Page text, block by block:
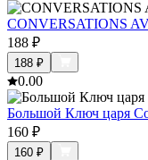
CONVERSATIONS
188 ₽
188 ₽
0.00
Большой Ключ царя
160 ₽
160 ₽